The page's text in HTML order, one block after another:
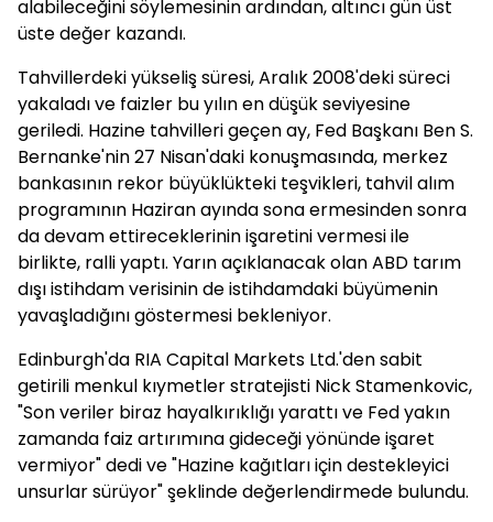
alabileceğini söylemesinin ardından, altıncı gün üst
üste değer kazandı.
Tahvillerdeki yükseliş süresi, Aralık 2008'deki süreci
yakaladı ve faizler bu yılın en düşük seviyesine
geriledi. Hazine tahvilleri geçen ay, Fed Başkanı Ben S.
Bernanke'nin 27 Nisan'daki konuşmasında, merkez
bankasının rekor büyüklükteki teşvikleri, tahvil alım
programının Haziran ayında sona ermesinden sonra
da devam ettireceklerinin işaretini vermesi ile
birlikte, ralli yaptı. Yarın açıklanacak olan ABD tarım
dışı istihdam verisinin de istihdamdaki büyümenin
yavaşladığını göstermesi bekleniyor.
Edinburgh'da RIA Capital Markets Ltd.'den sabit
getirili menkul kıymetler stratejisti Nick Stamenkovic,
"Son veriler biraz hayalkırıklığı yarattı ve Fed yakın
zamanda faiz artırımına gideceği yönünde işaret
vermiyor" dedi ve "Hazine kağıtları için destekleyici
unsurlar sürüyor" şeklinde değerlendirmede bulundu.